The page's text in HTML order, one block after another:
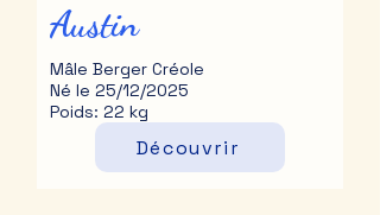
Austin
Mâle Berger Créole
Né le 25/12/2025
Poids: 22 kg
Découvrir